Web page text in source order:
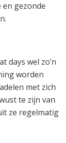
gezonde
days wel zo’n
worden
met zich
te zijn van
ze regelmatig